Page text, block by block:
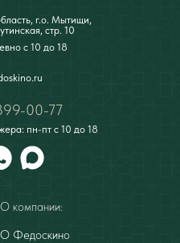
г.о. Мытищи,
стр. 10
00-77
с 10 до 18
пн-пт с 10 до 18
О компании:
О Федоскино